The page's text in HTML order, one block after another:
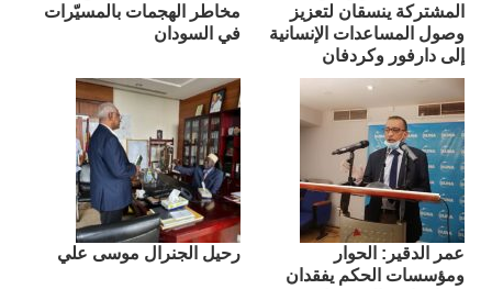
المشتركة ينسقان لتعزيز
وصول المساعدات الإنسانية
إلى دارفور وكردفان
مخاطر الهجمات بالمسيّرات
في السودان
عمر الدقير: الحوار
ومؤسسات الحكم يفقدان
رحيل الجنرال موسى علي